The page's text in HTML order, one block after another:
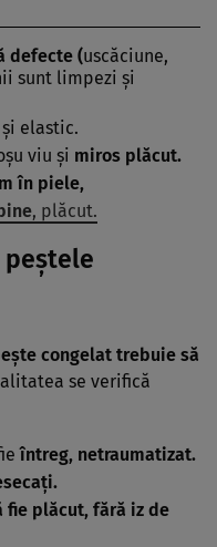
defecte (uscăciune,
sunt limpezi şi
elastic.
viu şi miros plăcut.
în piele,
, plăcut.
peştele
congelat trebuie să
se verifică
întreg, netraumatizat.
plăcut, fără iz de